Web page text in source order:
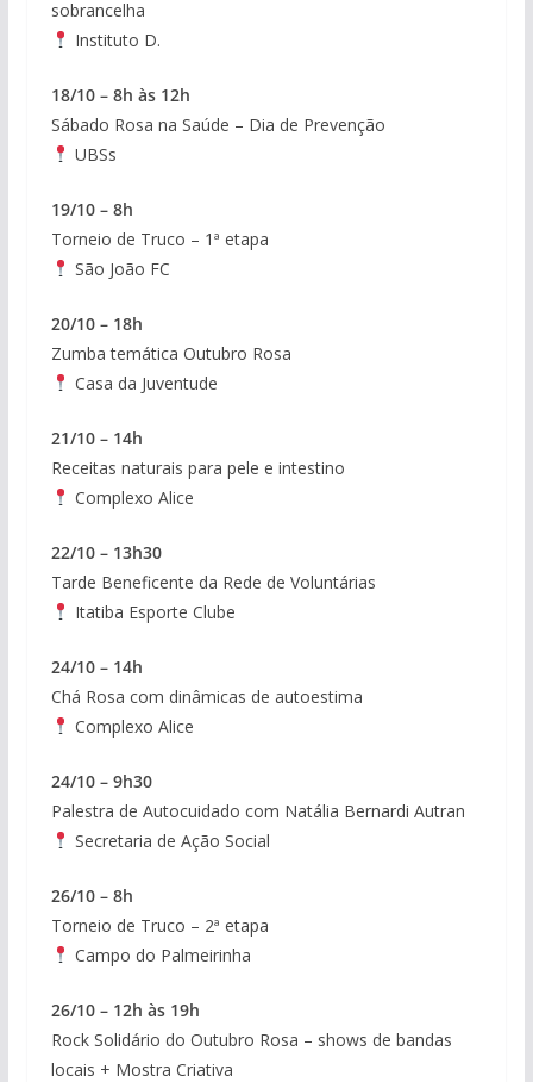
sobrancelha
Instituto D.
18/10 – 8h às 12h
Sábado Rosa na Saúde – Dia de Prevenção
UBSs
19/10 – 8h
Torneio de Truco – 1ª etapa
São João FC
20/10 – 18h
Zumba temática Outubro Rosa
Casa da Juventude
21/10 – 14h
Receitas naturais para pele e intestino
Complexo Alice
22/10 – 13h30
Tarde Beneficente da Rede de Voluntárias
Itatiba Esporte Clube
24/10 – 14h
Chá Rosa com dinâmicas de autoestima
Complexo Alice
24/10 – 9h30
Palestra de Autocuidado com Natália Bernardi Autran
Secretaria de Ação Social
26/10 – 8h
Torneio de Truco – 2ª etapa
Campo do Palmeirinha
26/10 – 12h às 19h
Rock Solidário do Outubro Rosa – shows de bandas
locais + Mostra Criativa